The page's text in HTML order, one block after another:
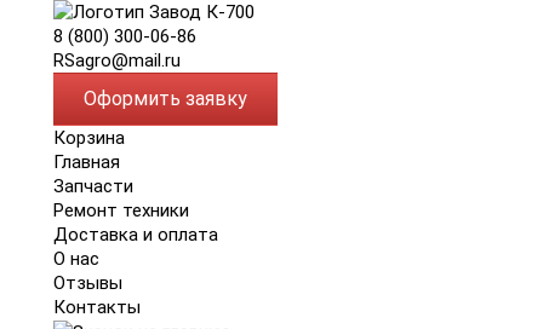
8 (800) 300-06-86
RSagro@mail.ru
Оформить заявку
Корзина
Главная
Запчасти
Ремонт техники
Доставка и оплата
О нас
Отзывы
Контакты